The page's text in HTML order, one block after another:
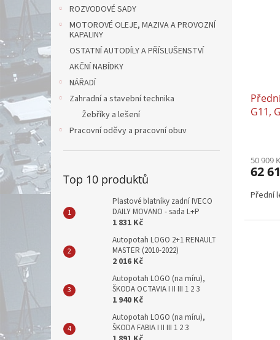
ROZVODOVÉ SADY
MOTOROVÉ OLEJE, MAZIVA A PROVOZNÍ
KAPALINY
OSTATNÍ AUTODÍLY A PŘÍSLUŠENSTVÍ
AKČNÍ NABÍDKY
NÁŘADÍ
Zahradní a stavební technika
Žebříky a lešení
Pracovní oděvy a pracovní obuv
Top 10 produktů
Plastové blatníky zadní IVECO
DAILY MOVANO - sada L+P
1 831 Kč
Autopotah LOGO 2+1 RENAULT
MASTER (2010-2022)
2 016 Kč
Autopotah LOGO (na míru),
ŠKODA OCTAVIA I II III 1 2 3
1 940 Kč
Autopotah LOGO (na míru),
ŠKODA FABIA I II III 1 2 3
G11,
50 909
62
Přední